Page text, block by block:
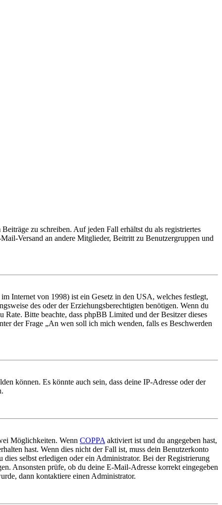
zu schreiben. Auf jeden Fall erhältst du als registriertes
Versand an andere Mitglieder, Beitritt zu Benutzergruppen und
Internet von 1998) ist ein Gesetz in den USA, welches festlegt,
des oder der Erziehungsberechtigten benötigen. Wenn du
Bitte beachte, dass phpBB Limited und der Besitzer dieses
der Frage „An wen soll ich mich wenden, falls es Beschwerden
können. Es könnte auch sein, dass deine IP-Adresse oder der
Möglichkeiten. Wenn COPPA aktiviert ist und du angegeben hast,
hast. Wenn dies nicht der Fall ist, muss dein Benutzerkonto
selbst erledigen oder ein Administrator. Bei der Registrierung
Ansonsten prüfe, ob du deine E-Mail-Adresse korrekt eingegeben
dann kontaktiere einen Administrator.